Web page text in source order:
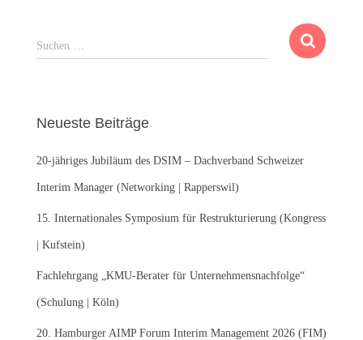
S
u
n
a
c
:
Suchen …
Neueste Beiträge
20-jähriges Jubiläum des DSIM – Dachverband Schweizer
Interim Manager (Networking | Rapperswil)
15. Internationales Symposium für Restrukturierung (Kongress
| Kufstein)
Fachlehrgang „KMU-Berater für Unternehmensnachfolge“
(Schulung | Köln)
20. Hamburger AIMP Forum Interim Management 2026 (FIM)